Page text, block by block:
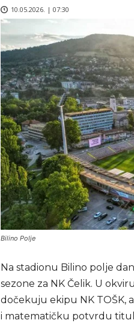
10.05.2026. | 07:30
Bilino Polje
Na stadionu Bilino polje
sezone za NK Čelik. U
dočekuju ekipu NK TOŠK,
i matematičku potvrdu